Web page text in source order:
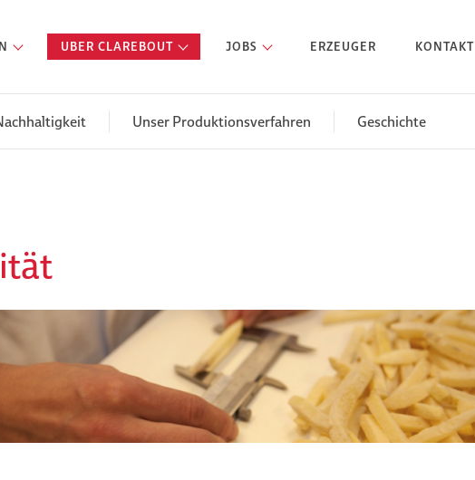
UBER CLAREBOUT JOBS ERZEUGER KONTAKT
Unser Produktionsverfahren Geschichte